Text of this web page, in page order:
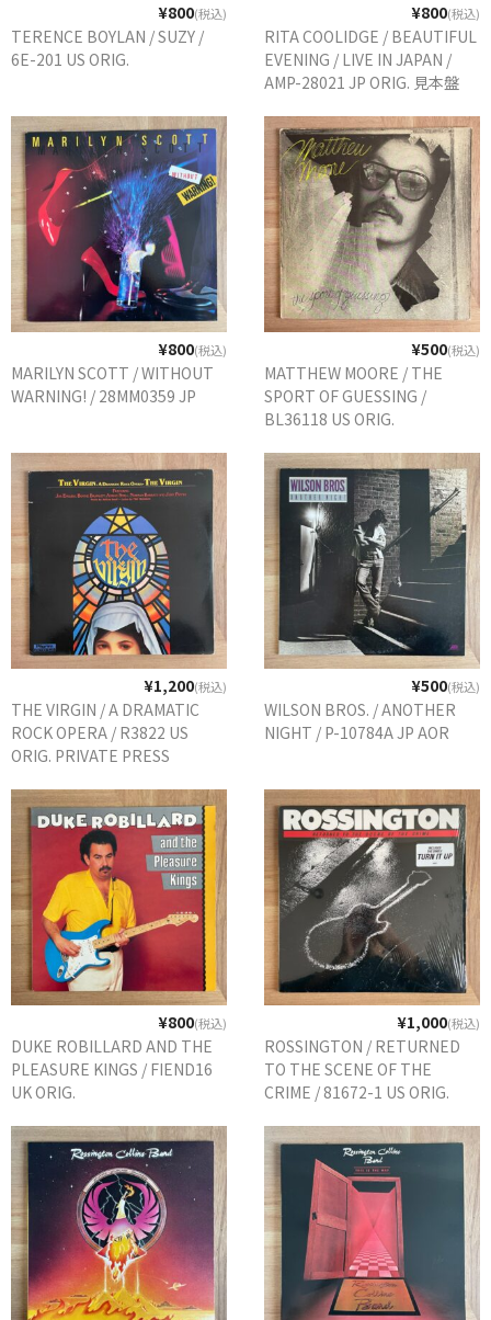
¥800(税込)
TERENCE BOYLAN / SUZY /
6E-201 US ORIG.
¥800(税込)
RITA COOLIDGE / BEAUTIFUL
EVENING / LIVE IN JAPAN /
AMP-28021 JP ORIG. 見本盤
¥800(税込)
MARILYN SCOTT / WITHOUT
WARNING! / 28MM0359 JP
¥500(税込)
MATTHEW MOORE / THE
SPORT OF GUESSING /
BL36118 US ORIG.
¥1,200(税込)
THE VIRGIN / A DRAMATIC
ROCK OPERA / R3822 US
ORIG. PRIVATE PRESS
¥500(税込)
WILSON BROS. / ANOTHER
NIGHT / P-10784A JP AOR
¥800(税込)
DUKE ROBILLARD AND THE
PLEASURE KINGS / FIEND16
UK ORIG.
¥1,000(税込)
ROSSINGTON / RETURNED
TO THE SCENE OF THE
CRIME / 81672-1 US ORIG.